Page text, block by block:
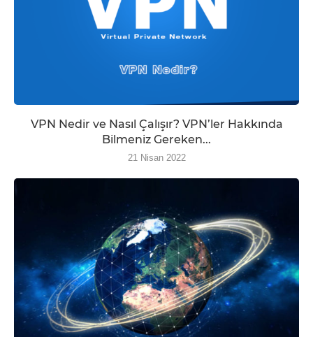
VPN Nedir ve Nasıl Çalışır? VPN’ler Hakkında
Bilmeniz Gereken...
21 Nisan 2022